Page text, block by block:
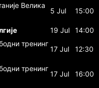
Велика
5 Jul 15:00
19 Jul
14:00
тренинг
17 Jul 12:30
тренинг
17 Jul 16:00